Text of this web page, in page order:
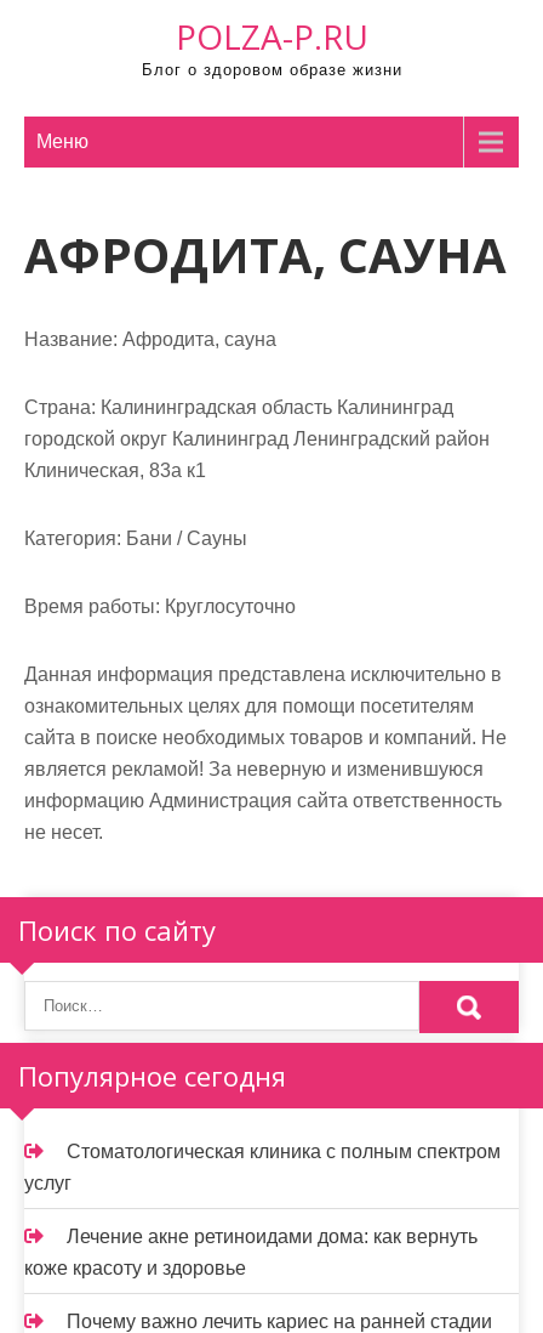
POLZA-P.RU
Блог о здоровом образе жизни
Меню
АФРОДИТА, САУНА
Название: Афродита, сауна
Страна: Калининградская область Калининград
городской округ Калининград Ленинградский район
Клиническая, 83а к1
Категория: Бани / Сауны
Время работы: Круглосуточно
Данная информация представлена исключительно в
ознакомительных целях для помощи посетителям
сайта в поиске необходимых товаров и компаний. Не
является рекламой! За неверную и изменившуюся
информацию Администрация сайта ответственность
не несет.
Поиск по сайту
Популярное сегодня
Стоматологическая клиника с полным спектром
услуг
Лечение акне ретиноидами дома: как вернуть
коже красоту и здоровье
Почему важно лечить кариес на ранней стадии